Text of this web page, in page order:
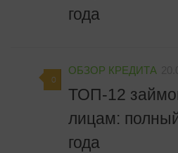
года
0
ОБЗОР КРЕДИТА
ТОП-12
лицам:
года